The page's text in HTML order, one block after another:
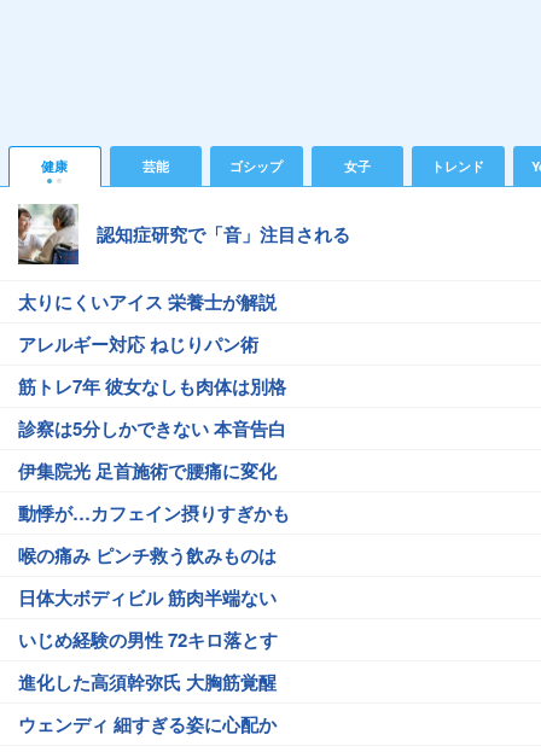
健康 芸能 ゴシップ 女子 トレンド
認知症研究で「音」注目される
太りにくいアイス 栄養士が解説
アレルギー対応 ねじりパン術
筋トレ7年 彼女なしも肉体は別格
診察は5分しかできない 本音告白
伊集院光 足首施術で腰痛に変化
動悸が…カフェイン摂りすぎかも
喉の痛み ピンチ救う飲みものは
日体大ボディビル 筋肉半端ない
いじめ経験の男性 72キロ落とす
進化した高須幹弥氏 大胸筋覚醒
ウェンディ 細すぎる姿に心配か